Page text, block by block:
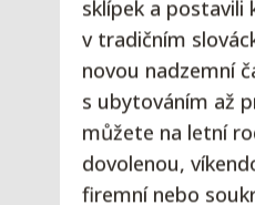
sklípek a postavili
v tradičním
novou nadzemní
s ubytováním až
můžete na letní
dovolenou,
firemní nebo